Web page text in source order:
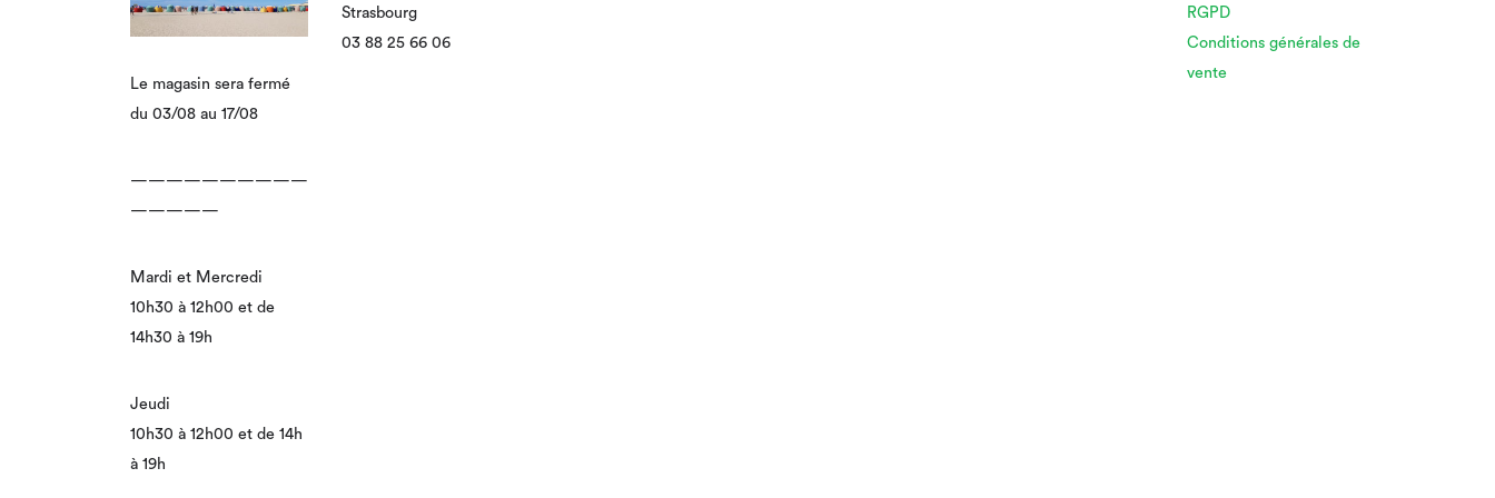
Le magasin sera fermé
du 03/08 au 17/08
——————————
—————
Mardi et Mercredi
10h30 à 12h00 et de
14h30 à 19h
Jeudi
10h30 à 12h00 et de 14h
à 19h
Strasbourg
03 88 25 66 06
RGPD
Conditions générales de
vente